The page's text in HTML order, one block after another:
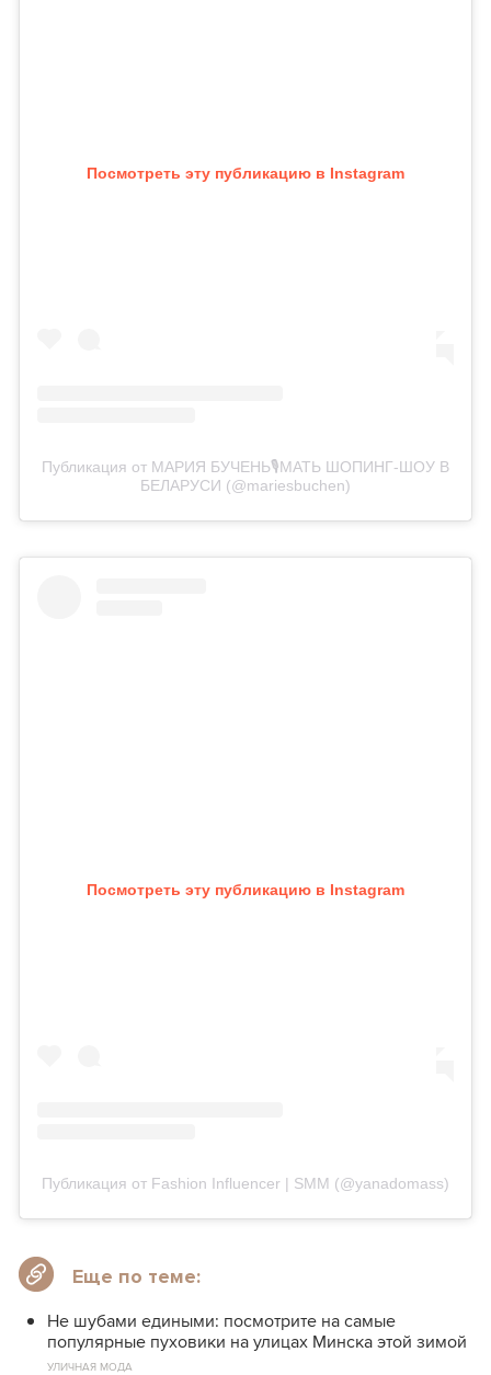
Посмотреть эту публикацию в Instagram
Публикация от МАРИЯ БУЧЕНЬ🎙️МАТЬ ШОПИНГ-ШОУ В
БЕЛАРУСИ (@mariesbuchen)
Посмотреть эту публикацию в Instagram
Публикация от Fashion Influencer | SMM (@yanadomass)
Еще по теме:
Не шубами едиными: посмотрите на самые
популярные пуховики на улицах Минска этой зимой
УЛИЧНАЯ МОДА